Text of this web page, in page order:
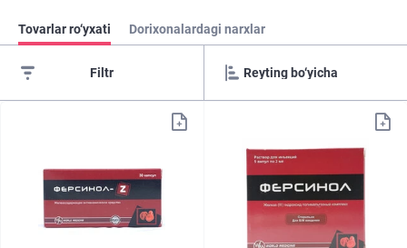
Tovarlar ro‘yxati Dorixonalardagi narxlar
Filtr